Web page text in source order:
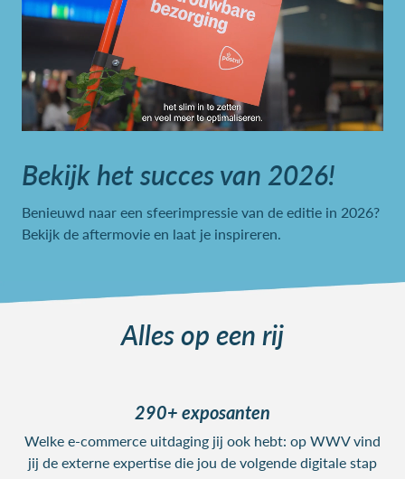
Bekijk het succes van 2026!
Benieuwd naar een sfeerimpressie van de editie in 2026?
Bekijk de aftermovie en laat je inspireren.
Alles op een rij
290+ exposanten
Welke e-commerce uitdaging jij ook hebt: op WWV vind
jij de externe expertise die jou de volgende digitale stap